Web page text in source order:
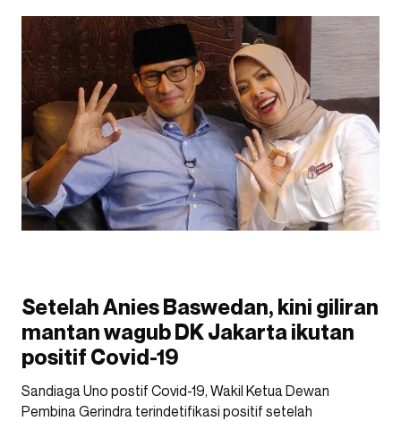
Setelah Anies Baswedan, kini giliran
mantan wagub DK Jakarta ikutan
positif Covid-19
Sandiaga Uno postif Covid-19, Wakil Ketua Dewan
Pembina Gerindra terindetifikasi positif setelah